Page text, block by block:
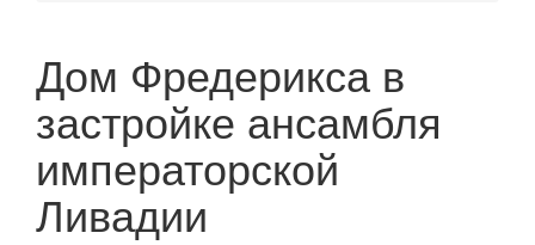
Дом Фредерикса в
застройке ансамбля
императорской
Ливадии